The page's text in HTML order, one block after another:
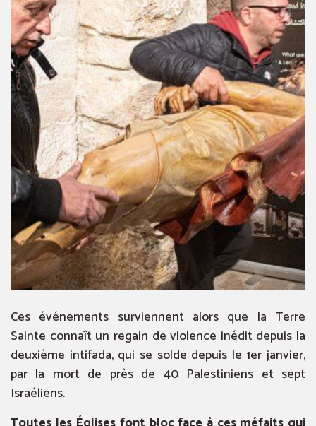
Ces événements surviennent alors que la Terre
Sainte connaît un regain de violence inédit depuis la
deuxième intifada, qui se solde depuis le 1er janvier,
par la mort de près de 40 Palestiniens et sept
Israéliens.